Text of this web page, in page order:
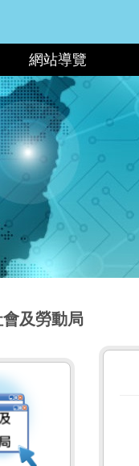
網站導覽
會及勞動局
局